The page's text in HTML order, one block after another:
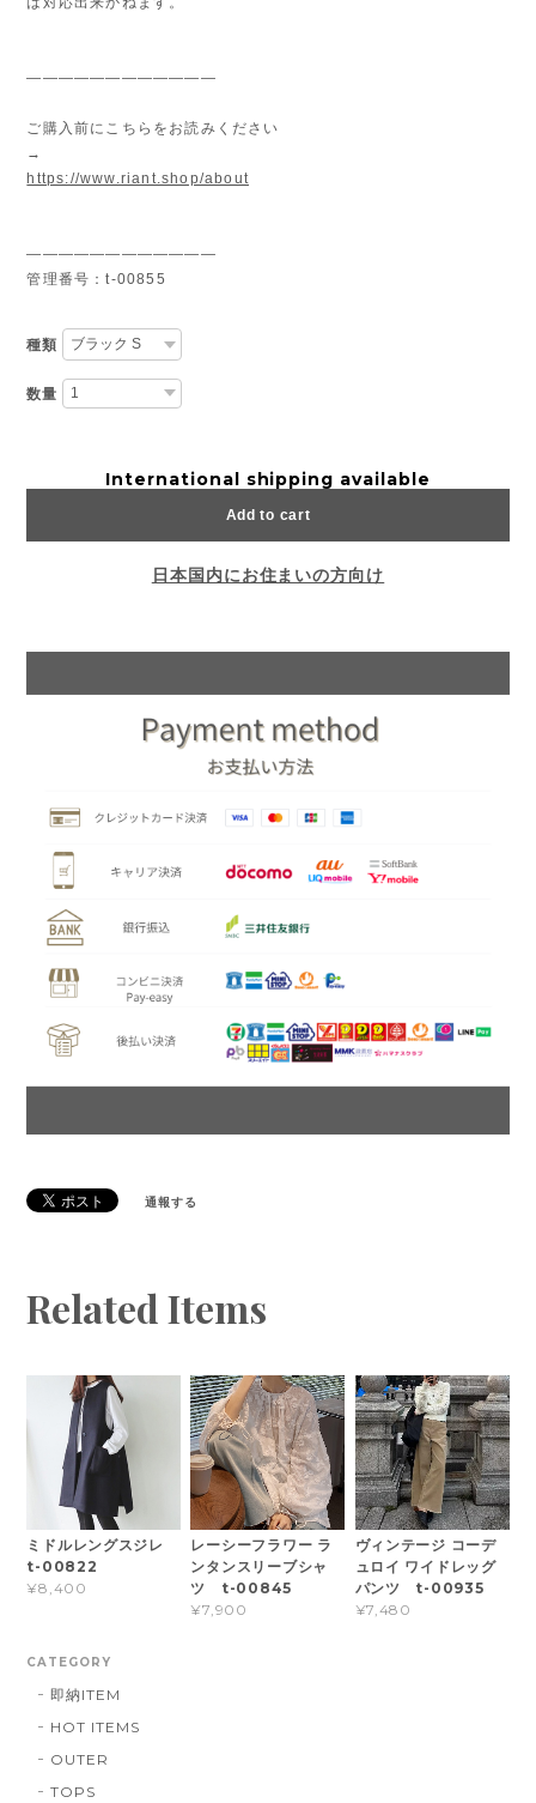
————————————
ご購入前にこちらをお読みください
→
https://www.riant.shop/about
————————————
管理番号：t-00855
種類
数量
International shipping available
Add to cart
日本国内にお住まいの方向け
通報する
Related Items
ミドルレングスジレ
t-00822
¥8,400
レーシーフラワー ラ
ンタンスリーブシャ
ツ t-00845
¥7,900
ヴィンテージ コーデ
ュロイ ワイドレッグ
パンツ t-00935
¥7,480
CATEGORY
即納ITEM
HOT ITEMS
OUTER
TOPS